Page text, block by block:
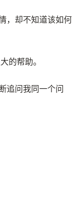
，却不知道该如何
的帮助。
追问我同一个问